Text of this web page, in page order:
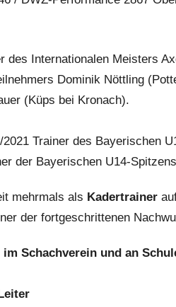
des Internationalen Meisters
Dominik Nöttling
(Küps bei Kronach).
2021 Trainer des Bayerischen
der Bayerischen U14-
mehrmals als Kadertrainer
der fortgeschrittenen
im Schachverein und an